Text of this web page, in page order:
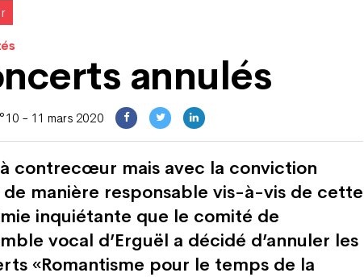
annulés
- 11 mars 2020
à contrecœur mais avec la conviction
de manière responsable vis-à-vis de cette
inquiétante que le comité de
vocal d’Erguël a décidé d’annuler les
«Romantisme pour le temps de la